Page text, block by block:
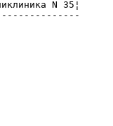
N 35¦